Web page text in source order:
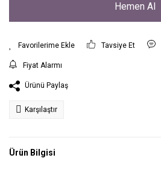
Hemen Al
Tavsiye Et
Fiyat Alarmı
Ürünü Paylaş
Karşılaştır
Ürün Bilgisi